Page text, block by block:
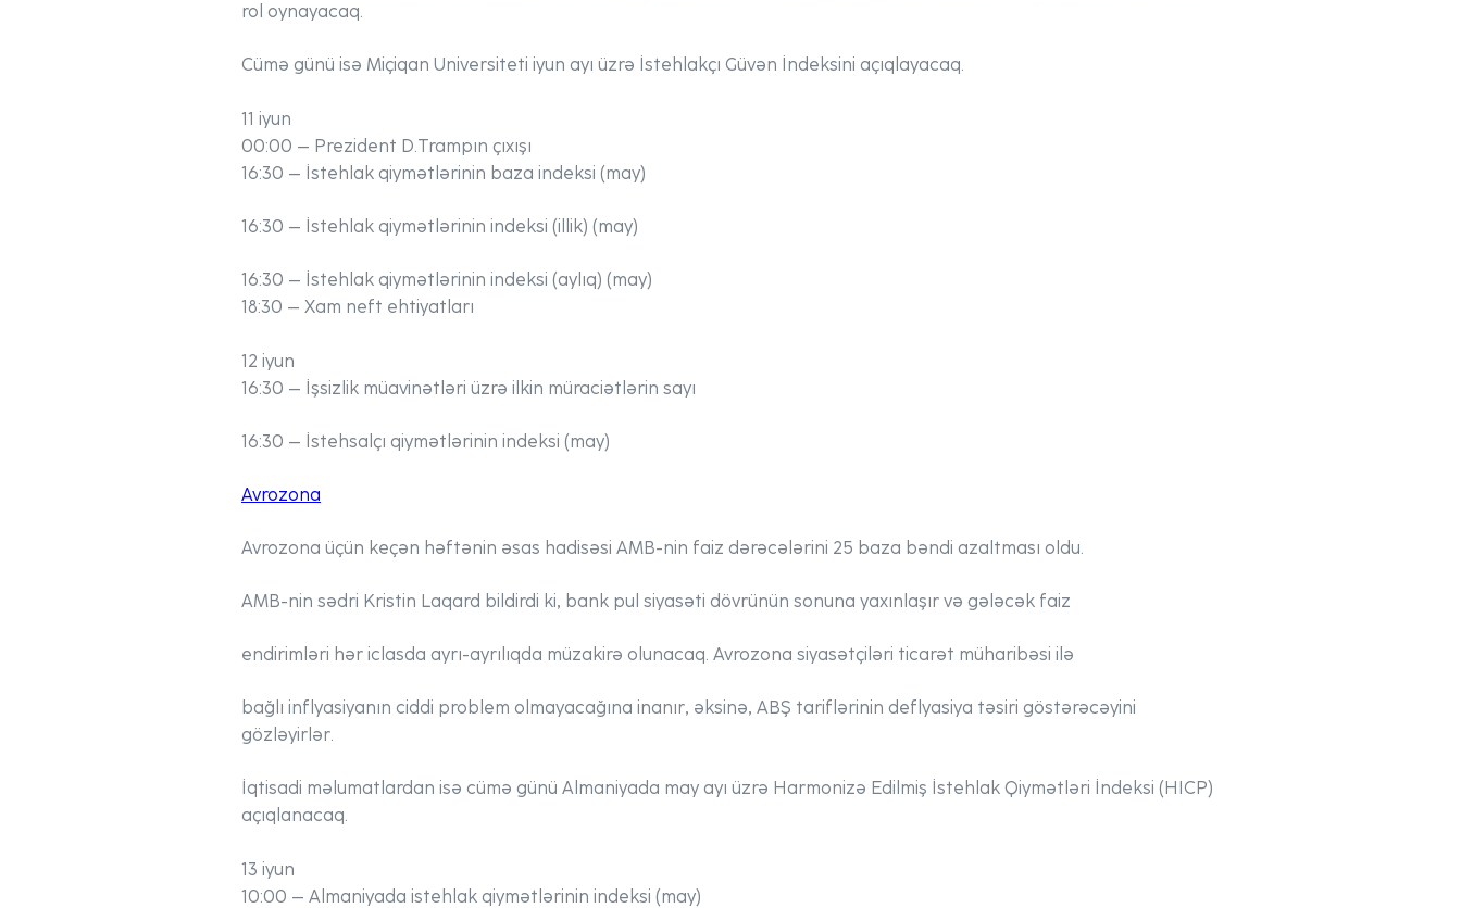
rol oynayacaq.
Cümə günü isə Miçiqan Universiteti iyun ayı üzrə İstehlakçı Güvən İndeksini açıqlayacaq.
11 iyun
00:00 – Prezident D.Trampın çıxışı
16:30 – İstehlak qiymətlərinin baza indeksi (may)
16:30 – İstehlak qiymətlərinin indeksi (illik) (may)
16:30 – İstehlak qiymətlərinin indeksi (aylıq) (may)
18:30 – Xam neft ehtiyatları
12 iyun
16:30 – İşsizlik müavinətləri üzrə ilkin müraciətlərin sayı
16:30 – İstehsalçı qiymətlərinin indeksi (may)
Avrozona
Avrozona üçün keçən həftənin əsas hadisəsi AMB-nin faiz dərəcələrini 25 baza bəndi azaltması oldu.
AMB-nin sədri Kristin Laqard bildirdi ki, bank pul siyasəti dövrünün sonuna yaxınlaşır və gələcək faiz
endirimləri hər iclasda ayrı-ayrılıqda müzakirə olunacaq. Avrozona siyasətçiləri ticarət müharibəsi ilə
bağlı inflyasiyanın ciddi problem olmayacağına inanır, əksinə, ABŞ tariflərinin deflyasiya təsiri göstərəcəyini
gözləyirlər.
İqtisadi məlumatlardan isə cümə günü Almaniyada may ayı üzrə Harmonizə Edilmiş İstehlak Qiymətləri İndeksi (HICP)
açıqlanacaq.
13 iyun
10:00 – Almaniyada istehlak qiymətlərinin indeksi (may)